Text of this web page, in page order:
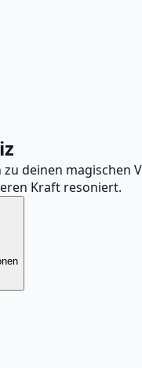
deinen
Kraft resoniert.